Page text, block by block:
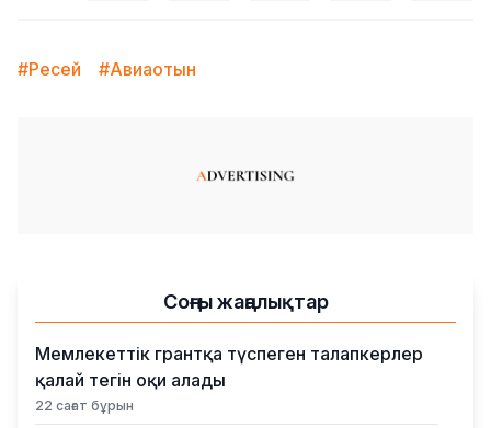
#Ресей #Авиаотын
Соңғы жаңалықтар
Мемлекеттік грантқа түспеген талапкерлер
қалай тегін оқи алады
22 сағат бұрын